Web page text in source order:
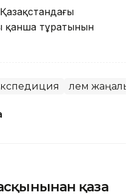
қанша тұратынын
Әлем
қаза